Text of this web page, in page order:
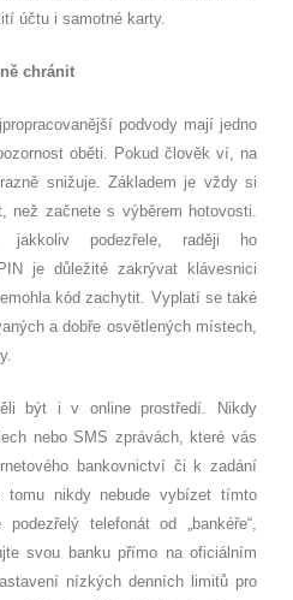
účtu i samotné karty.
chránit
podvody mají jedno
oběti. Pokud člověk ví, na
snižuje. Základem je vždy si
než začnete s výběrem hotovosti.
jakkoliv podezřele, raději ho
je důležité zakrývat klávesnici
kód zachytit. Vyplatí se také
a dobře osvětlených místech,
být i v online prostředí. Nikdy
nebo SMS zprávách, které vás
bankovnictví či k zadání
nikdy nebude vybízet tímto
telefonát od „bankéře“,
svou banku přímo na oficiálním
nízkých denních limitů pro